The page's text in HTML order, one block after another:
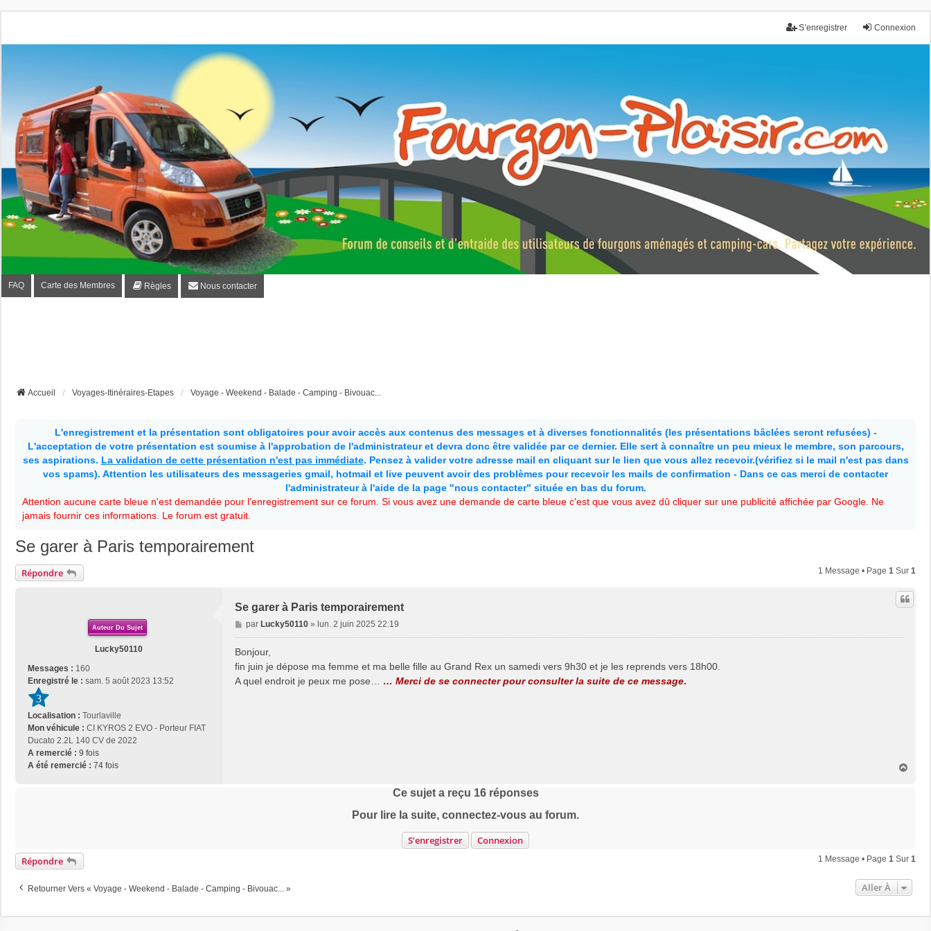
Connexion
S’enregistrer
Fourgon-plaisir.com
Forum de conseils et d'entraide des utilisateurs de fourgons, fourgons aménagés, vans et de camping-car. Partagez votre expérience.
FAQ Carte des Membres Règles Nous contacter
Accueil Voyages-Itinéraires-Etapes Voyage - Weekend - Balade - Camping - Bivouac...
L'enregistrement et la présentation sont obligatoires pour avoir accès aux contenus des messages et à diverses fonctionnalités (les présentations bâclées seront refusées) -
L'acceptation de votre présentation est soumise à l'approbation de l'administrateur et devra donc être validée par ce dernier. Elle sert à connaître un peu mieux le membre, son parcours,
ses aspirations. La validation de cette présentation n'est pas immédiate. Pensez à valider votre adresse mail en cliquant sur le lien que vous allez recevoir.(vérifiez si le mail n'est pas dans
vos spams). Attention les utilisateurs des messageries gmail, hotmail et live peuvent avoir des problèmes pour recevoir les mails de confirmation - Dans ce cas merci de contacter
l'administrateur à l'aide de la page "nous contacter" située en bas du forum.
Attention aucune carte bleue n'est demandée pour l'enregistrement sur ce forum. Si vous avez une demande de carte bleue c'est que vous avez dû cliquer sur une publicité affichée par Google. Ne
jamais fournir ces informations. Le forum est gratuit.
Se garer à Paris temporairement
Répondre 1 Message • Page 1 Sur 1
Auteur Du Sujet
Lucky50110
Messages : 160
Enregistré le : sam. 5 août 2023 13:52
3
Localisation : Tourlaville
Mon véhicule : CI KYROS 2 EVO - Porteur FIAT
Ducato 2.2L 140 CV de 2022
A remercié : 9 fois
A été remercié : 74 fois
Se garer à Paris temporairement
M
e
a
g
par Lucky50110» lun. 2 juin 2025 22:19
Bonjour,
fin juin je dépose ma femme et ma belle fille au Grand Rex un samedi vers 9h30 et je les reprends vers 18h00.
A quel endroit je peux me pose…
… Merci de se connecter pour consulter la suite de ce message.
Ce sujet a reçu 16réponses
Pour lire la suite, connectez-vous au forum.
S’enregistrer
Connexion
Répondre
1 Message • Page 1 Sur 1
Retourner Vers « Voyage - Weekend - Balade - Camping - Bivouac... » Aller À